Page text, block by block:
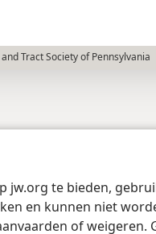
jw.org te bieden,
en kunnen niet
of
Tract Society of Pennsylvania